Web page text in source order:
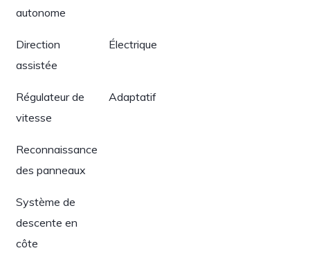
autonome
Direction
assistée
Électrique
Régulateur de
vitesse
Adaptatif
Reconnaissance
des panneaux
Système de
descente en
côte